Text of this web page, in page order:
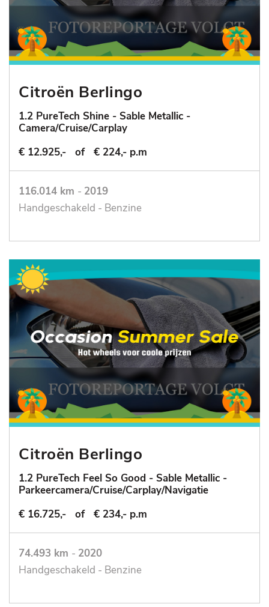
Citroën Berlingo
1.2 PureTech Shine - Sable Metallic -
Camera/Cruise/Carplay
€ 12.925,-
of € 224,- p.m
116.014 km - 2019
Handgeschakeld - Benzine
Citroën Berlingo
1.2 PureTech Feel So Good - Sable Metallic -
Parkeercamera/Cruise/Carplay/Navigatie
€ 16.725,-
of € 234,- p.m
74.493 km - 2020
Handgeschakeld - Benzine